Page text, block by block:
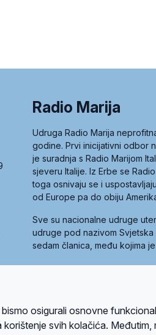
Radio Marija
Udruga Radio Marija
godine. Prvi inicijativni odbor
je suradnja s Radio Marijom
sjeveru Italije. Iz Erbe se
toga osnivaju se i
od Europe pa do obiju
Sve su nacionalne udruge
udruge pod nazivom Svjetska
sedam članica, među kojima
sustavom
osigurali osnovne
svih kolačića.